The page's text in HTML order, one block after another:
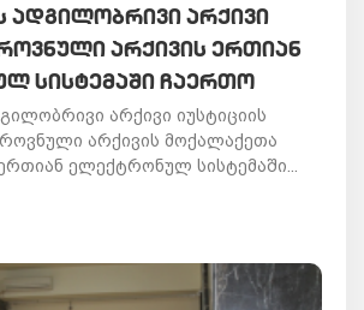
ᲐᲓᲒᲘᲚᲝᲑᲠᲘᲕᲘ ᲐᲠᲥᲘᲕᲘ
ᲐᲠᲥᲘᲕᲘᲡ ᲔᲠᲗᲘᲐᲜ
ᲡᲘᲡᲢᲔᲛᲐᲨᲘ ᲩᲐᲔᲠᲗᲝ
არქივი იუსტიციის
არქივის მოქალაქეთა
ელექტრონულ სისტემაში...